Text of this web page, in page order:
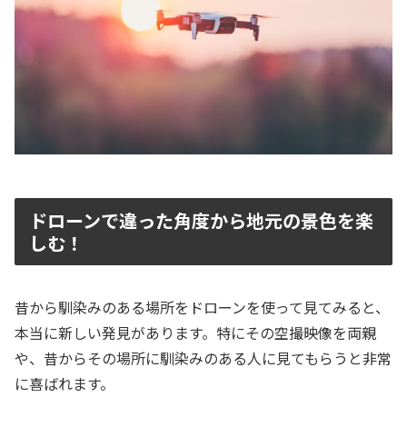
ドローンで違った角度から地元の景色を楽
しむ！
昔から馴染みのある場所をドローンを使って見てみると、
本当に新しい発見があります。特にその空撮映像を両親
や、昔からその場所に馴染みのある人に見てもらうと非常
に喜ばれます。